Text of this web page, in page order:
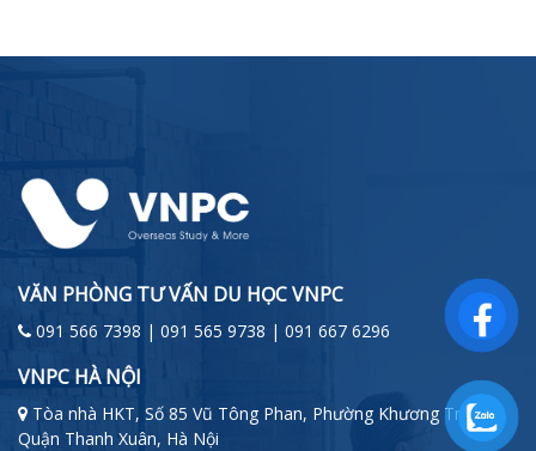
VĂN PHÒNG TƯ VẤN DU HỌC VNPC
091 566 7398 | 091 565 9738 | 091 667 6296
VNPC HÀ NỘI
Tòa nhà HKT, Số 85 Vũ Tông Phan, Phường Khương Trung,
Quận Thanh Xuân, Hà Nội